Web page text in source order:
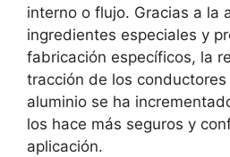
interno o flujo. Gracias a la
ingredientes especiales y
fabricación específicos, la
tracción de los
aluminio se ha
los hace más seguros y
aplicación.